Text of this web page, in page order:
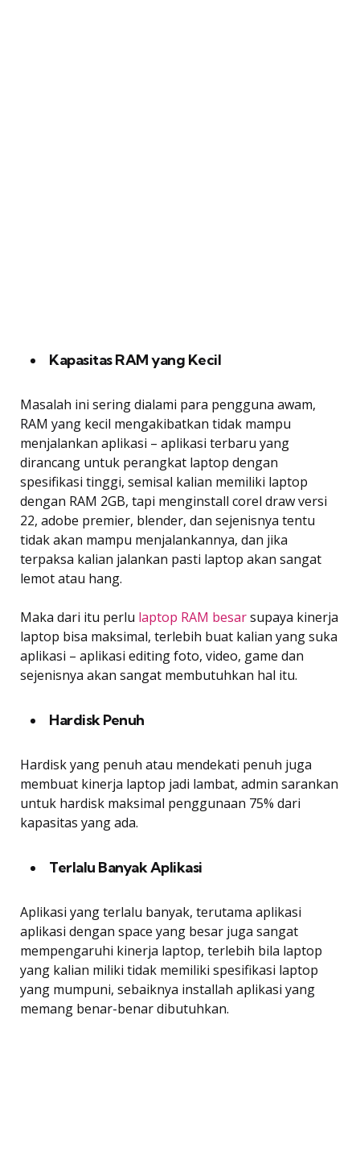
Kapasitas RAM yang Kecil
Masalah ini sering dialami para pengguna awam,
RAM yang kecil mengakibatkan tidak mampu
menjalankan aplikasi – aplikasi terbaru yang
dirancang untuk perangkat laptop dengan
spesifikasi tinggi, semisal kalian memiliki laptop
dengan RAM 2GB, tapi menginstall corel draw versi
22, adobe premier, blender, dan sejenisnya tentu
tidak akan mampu menjalankannya, dan jika
terpaksa kalian jalankan pasti laptop akan sangat
lemot atau hang.
Maka dari itu perlu laptop RAM besarsupaya kinerja
laptop bisa maksimal, terlebih buat kalian yang suka
aplikasi – aplikasi editing foto, video, game dan
sejenisnya akan sangat membutuhkan hal itu.
Hardisk Penuh
Hardisk yang penuh atau mendekati penuh juga
membuat kinerja laptop jadi lambat, admin sarankan
untuk hardisk maksimal penggunaan 75% dari
kapasitas yang ada.
Terlalu Banyak Aplikasi
Aplikasi yang terlalu banyak, terutama aplikasi
aplikasi dengan space yang besar juga sangat
mempengaruhi kinerja laptop, terlebih bila laptop
yang kalian miliki tidak memiliki spesifikasi laptop
yang mumpuni, sebaiknya installah aplikasi yang
memang benar-benar dibutuhkan.